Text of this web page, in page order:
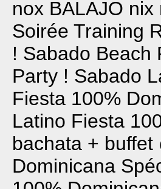
nox BALAJO nix
Soirée Training
! Sabado Beach
Party ! Sabado
Fiesta 100%
Latino Fiesta
bachata + buffet
Dominicana